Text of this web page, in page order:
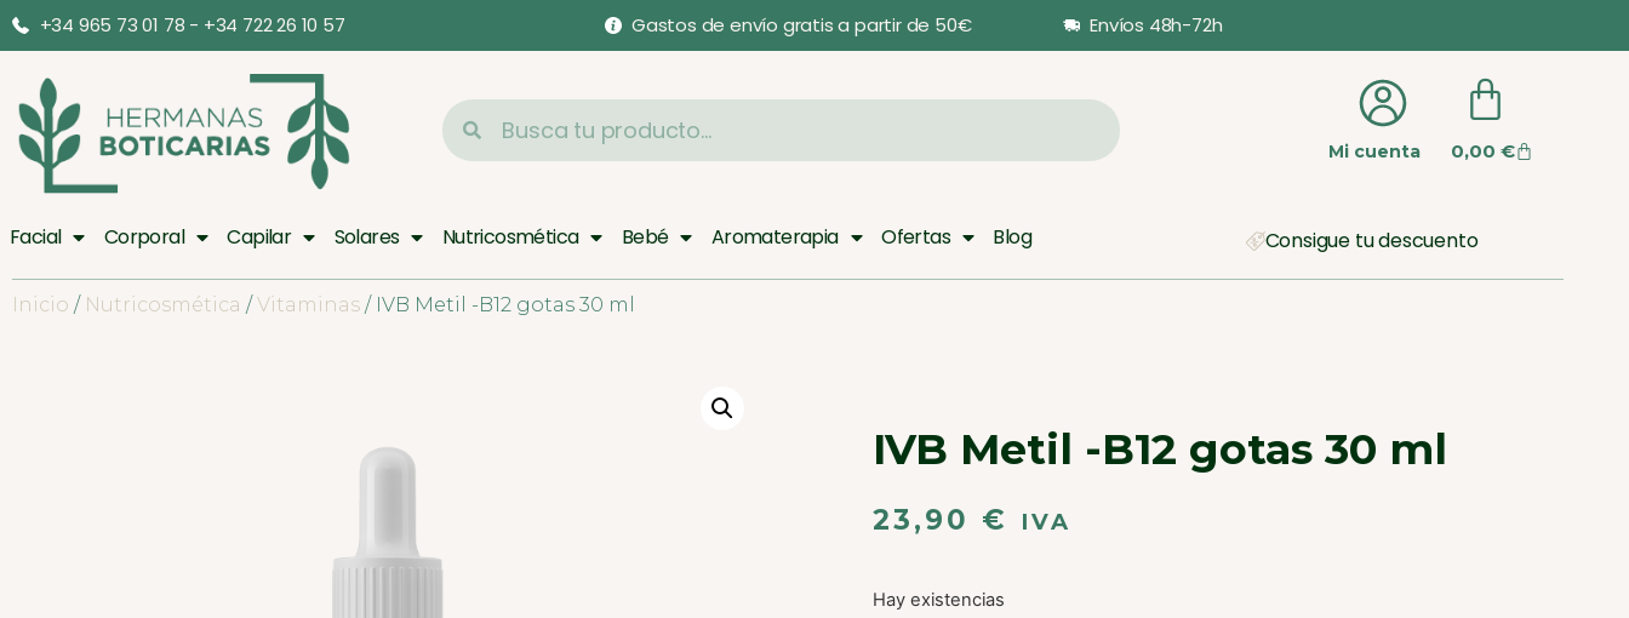
+34 965 73 01 78 - +34 722 26 10 57 Gastos de envío gratis a partir de 50€ Envíos 48h-72h
Mi cuenta 0,00 €
Facial Corporal Capilar Solares Nutricosmética Bebé Aromaterapia Ofertas Blog Consigue tu descuento
Inicio / Nutricosmética /Vitaminas / IVB Metil -B12 gotas 30 ml
IVB Metil -B12 gotas 30 ml
23,90 € IVA
Hay existencias